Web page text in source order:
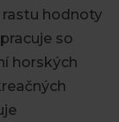
hodnoty
so
horských